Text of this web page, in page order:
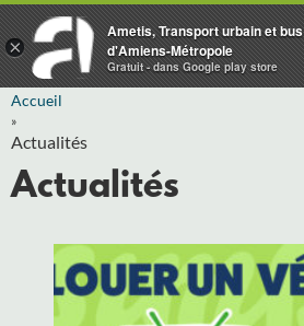
Accueil
»
Actualités
Actualités
×
Ametis, Transport urbain et bus
d'Amiens-Métropole
Gratuit - dans Google play store